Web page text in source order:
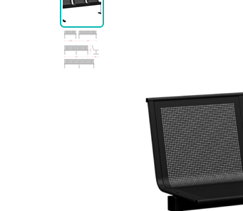
Подстолья и опоры
Столешницы
Текстиль
Гостиницы и отели
Мебель для хранения